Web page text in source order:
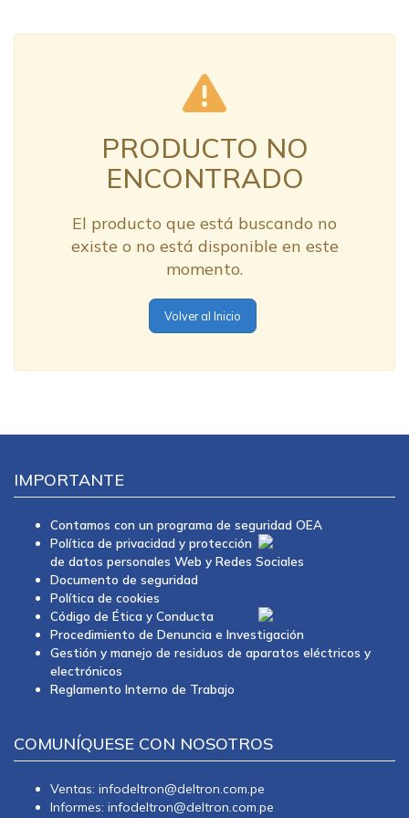
PRODUCTO NO
ENCONTRADO
El producto que está buscando no
existe o no está disponible en este
momento.
Volver al Inicio
IMPORTANTE
Contamos con un programa de seguridad OEA
Política de privacidad y protección
de datos personales Web y Redes Sociales
Documento de seguridad
Política de cookies
Código de Ética y Conducta
Procedimiento de Denuncia e Investigación
Gestión y manejo de residuos de aparatos eléctricos y
electrónicos
Reglamento Interno de Trabajo
COMUNÍQUESE CON NOSOTROS
Ventas: infodeltron@deltron.com.pe
Informes: infodeltron@deltron.com.pe